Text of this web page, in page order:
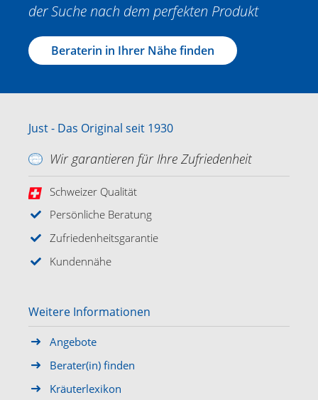
der Suche nach dem perfekten Produkt
Beraterin in Ihrer Nähe finden
Just - Das Original seit 1930
Wir garantieren für Ihre Zufriedenheit
Schweizer Qualität
Persönliche Beratung
Zufriedenheitsgarantie
Kundennähe
Weitere Informationen
Angebote
Berater(in) finden
Kräuterlexikon